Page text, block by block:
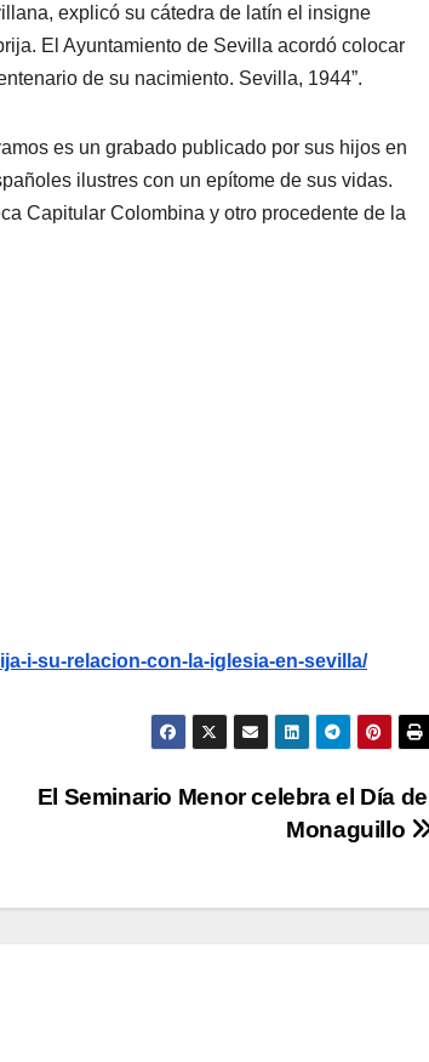
explicó su cátedra de latín el insigne
El Ayuntamiento de Sevilla acordó colocar
de su nacimiento. Sevilla, 1944”.
es un grabado publicado por sus hijos en
ilustres con un epítome de sus vidas.
Capitular Colombina y otro procedente de la
i-su-relacion-con-la-iglesia-en-sevilla/
El Seminario Menor celebra el Día del
Monaguillo